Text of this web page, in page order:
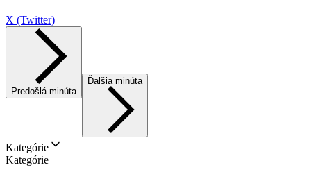
X (Twitter)
Predošlá minúta
Ďalšia minúta
Kategórie
Kategórie